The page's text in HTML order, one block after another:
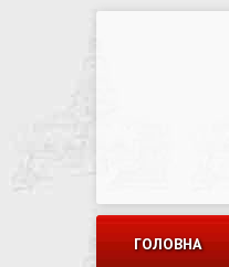
ГОЛОВНА